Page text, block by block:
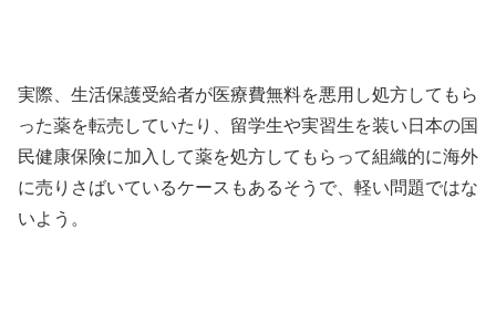
実際、生活保護受給者が医療費無料を悪用し処方してもら
った薬を転売していたり、留学生や実習生を装い日本の国
民健康保険に加入して薬を処方してもらって組織的に海外
に売りさばいているケースもあるそうで、軽い問題ではな
いよう。